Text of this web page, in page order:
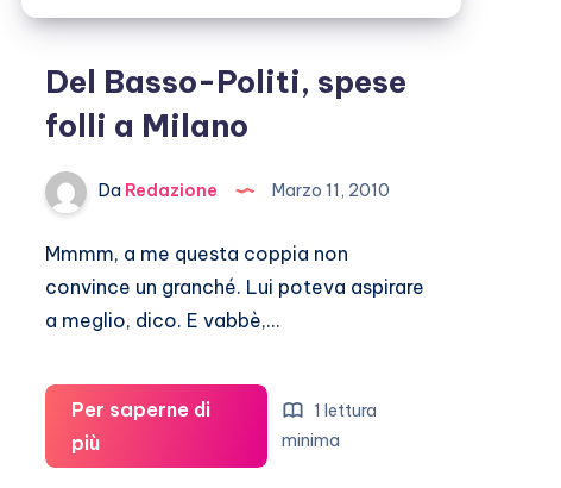
Del Basso-Politi, spese
folli a Milano
Da Redazione Marzo 11, 2010
Mmmm, a me questa coppia non
convince un granché. Lui poteva aspirare
a meglio, dico. E vabbè,…
Per saperne di
piùDel
Basso-
1 lettura
minima